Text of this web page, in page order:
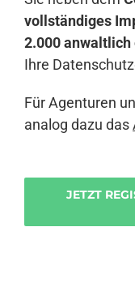
vollständiges
2.000
Ihre
Für Agenturen
analog dazu das
JETZT